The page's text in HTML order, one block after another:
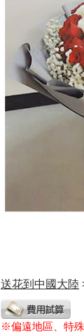
送花到中國大陸
※偏遠地區、特